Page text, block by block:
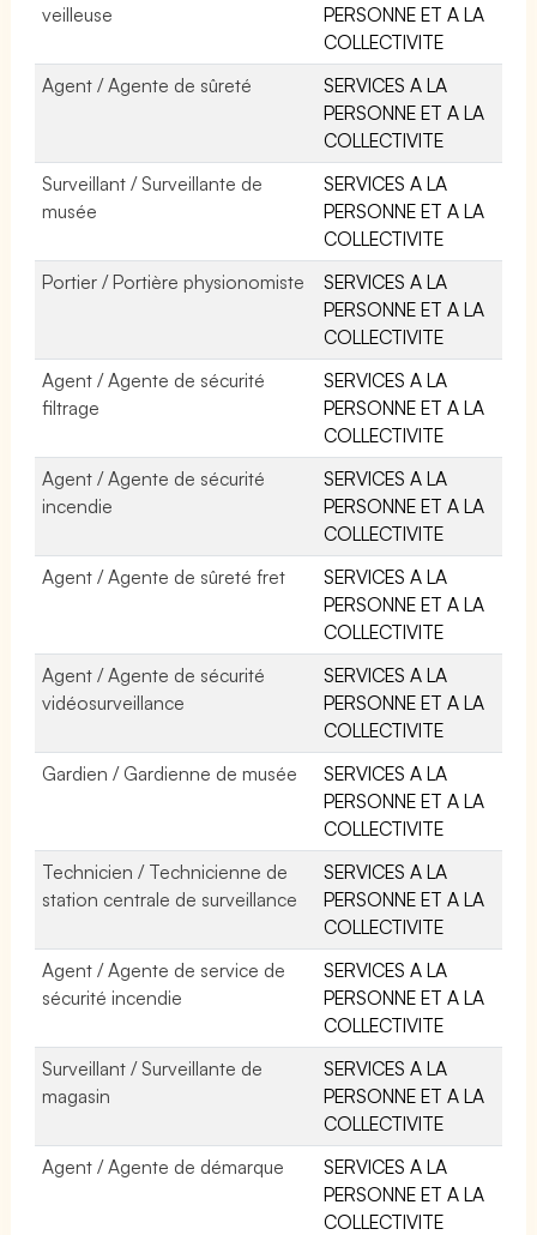
veilleuse
PERSONNE ET A LA
COLLECTIVITE
Agent / Agente de sûreté
SERVICES A LA
PERSONNE ET A LA
COLLECTIVITE
Surveillant / Surveillante de
musée
SERVICES A LA
PERSONNE ET A LA
COLLECTIVITE
Portier / Portière physionomiste
SERVICES A LA
PERSONNE ET A LA
COLLECTIVITE
Agent / Agente de sécurité
filtrage
SERVICES A LA
PERSONNE ET A LA
COLLECTIVITE
Agent / Agente de sécurité
incendie
SERVICES A LA
PERSONNE ET A LA
COLLECTIVITE
Agent / Agente de sûreté fret
SERVICES A LA
PERSONNE ET A LA
COLLECTIVITE
Agent / Agente de sécurité
vidéosurveillance
SERVICES A LA
PERSONNE ET A LA
COLLECTIVITE
Gardien / Gardienne de musée
SERVICES A LA
PERSONNE ET A LA
COLLECTIVITE
Technicien / Technicienne de
station centrale de surveillance
SERVICES A LA
PERSONNE ET A LA
COLLECTIVITE
Agent / Agente de service de
sécurité incendie
SERVICES A LA
PERSONNE ET A LA
COLLECTIVITE
Surveillant / Surveillante de
magasin
SERVICES A LA
PERSONNE ET A LA
COLLECTIVITE
Agent / Agente de démarque
SERVICES A LA
PERSONNE ET A LA
COLLECTIVITE